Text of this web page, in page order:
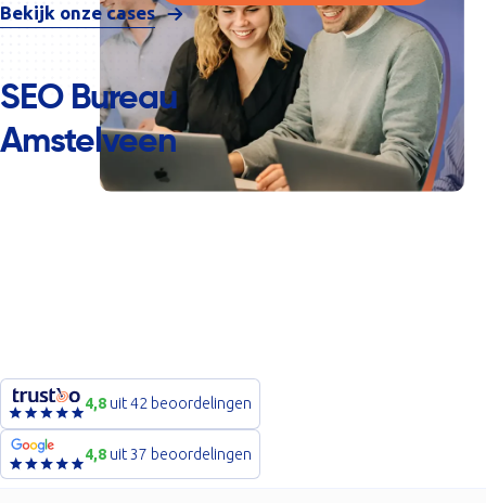
SEO Bureau
Amstelveen
Bekijk onze cases
4,8 uit 42 beoordelingen
4,8 uit 37 beoordelingen